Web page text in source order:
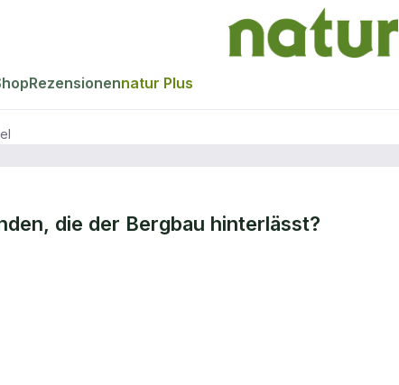
Rezensionennatur Plus
die der Bergbau hinterlässt?